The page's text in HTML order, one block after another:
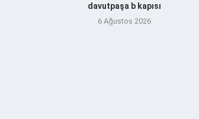
davutpaşa b kapısı
6 Ağustos 2026